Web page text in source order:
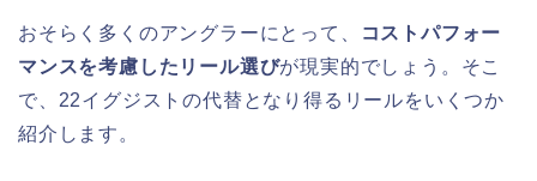
おそらく多くのアングラーにとって、
コストパフォー
マンスを考慮したリール選びが現実的でしょう。そこ
で、22イグジストの代替となり得るリールをいくつか
紹介します。